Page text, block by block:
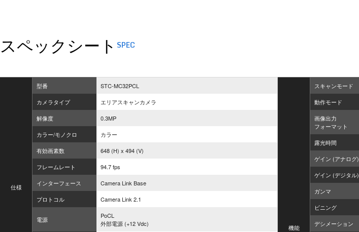
SPEC
スペックシート
仕様
型番
STC-MC32PCL
カメラタイプ
エリアスキャンカメラ
解像度
0.3MP
カラー/モノクロ
カラー
有効画素数
648 (H) x 494 (V)
フレームレート
94.7 fps
インターフェース
Camera Link Base
プロトコル
Camera Link 2.1
電源
PoCL
外部電源 (+12 Vdc)
機能
スキャンモード
動作モード
画像出力
フォーマット
露光時間
ゲイン (アナログ)
ゲイン (デジタル)
ガンマ
ビニング
デシメーション